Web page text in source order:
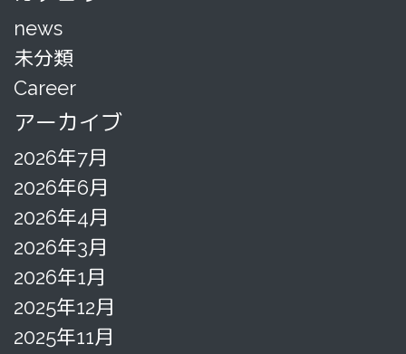
news
未分類
Career
アーカイブ
2026年7月
2026年6月
2026年4月
2026年3月
2026年1月
2025年12月
2025年11月